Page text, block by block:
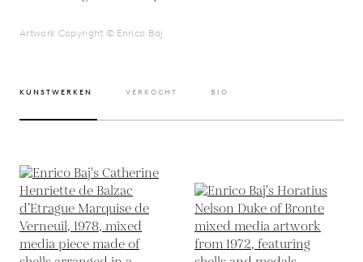
Artwork Copyright © Enrico Baj
KUNSTWERKEN VERKOCHT BIO